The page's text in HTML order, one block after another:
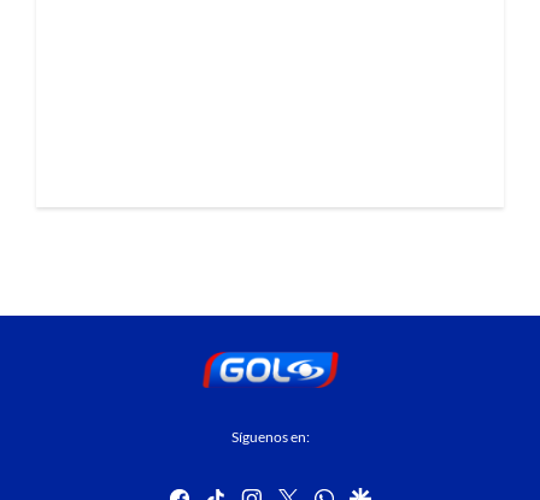
Síguenos en:
facebook
tiktok instagram
twitterwhatsapp
google